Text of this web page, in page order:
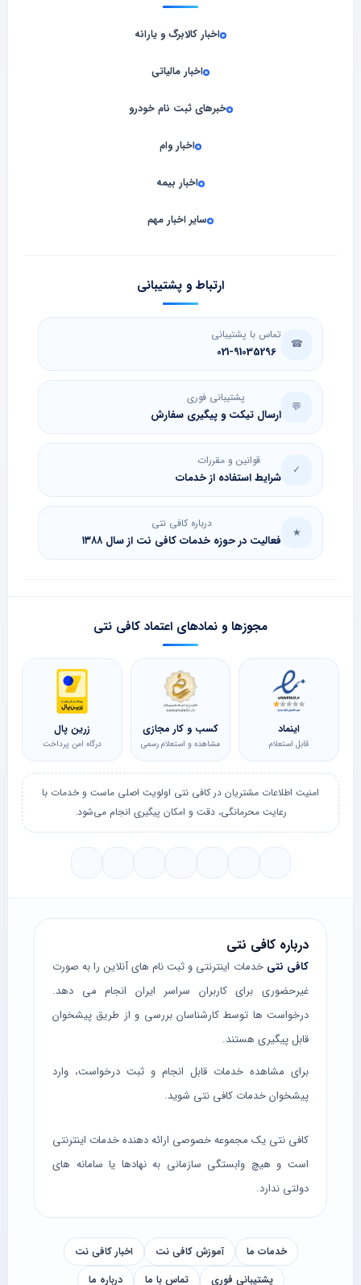
اخبار کالابرگ و یارانه
اخبار مالیاتی
خبرهای ثبت نام خودرو
اخبار وام
اخبار بیمه
سایر اخبار مهم
ارتباط و پشتیبانی
☎
تماس با پشتیبانی
021-91035296
💬
پشتیبانی فوری
ارسال تیکت و پیگیری سفارش
✓
قوانین و مقررات
شرایط استفاده از خدمات
★
درباره کافی نتی
فعالیت در حوزه خدمات کافی نت از سال ۱۳۸۸
مجوزها و نمادهای اعتماد کافی نتی
اینماد
قابل استعلام
کسب و کار مجازی
مشاهده و استعلام رسمی
زرین پال
درگاه امن پرداخت
امنیت اطلاعات مشتریان در کافی نتی اولویت اصلی ماست و خدمات با
رعایت محرمانگی، دقت و امکان پیگیری انجام می‌شود.
درباره کافی نتی
کافی نتی خدمات اینترنتی و ثبت نام های آنلاین را به صورت
غیرحضوری برای کاربران سراسر ایران انجام می دهد.
درخواست ها توسط کارشناسان بررسی و از طریق پیشخوان
قابل پیگیری هستند.
برای مشاهده خدمات قابل انجام و ثبت درخواست، وارد
پیشخوان خدمات کافی نتی شوید.
کافی نتی یک مجموعه خصوصی ارائه دهنده خدمات اینترنتی
است و هیچ وابستگی سازمانی به نهادها یا سامانه های
دولتی ندارد.
خدمات ما آموزش کافی نت
اخبار کافی نت
پشتیبانی فوری
تماس با ما درباره ما